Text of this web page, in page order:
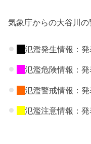
気象庁からの大谷川
氾濫発生情報：発
氾濫危険情報：発
氾濫警戒情報：発
氾濫注意情報：発